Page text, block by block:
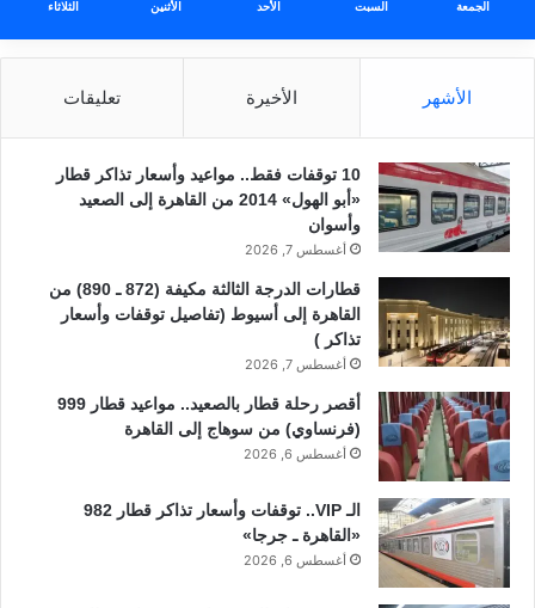
الجمعة السبت الأحد الأثنين الثلاثاء
الأشهر الأخيرة تعليقات
10 توقفات فقط.. مواعيد وأسعار تذاكر قطار
«أبو الهول» 2014 من القاهرة إلى الصعيد
وأسوان
أغسطس 7, 2026
قطارات الدرجة الثالثة مكيفة (872 ـ 890) من
القاهرة إلى أسيوط (تفاصيل توقفات وأسعار
تذاكر )
أغسطس 7, 2026
أقصر رحلة قطار بالصعيد.. مواعيد قطار 999
(فرنساوي) من سوهاج إلى القاهرة
أغسطس 6, 2026
الـ VIP.. توقفات وأسعار تذاكر قطار 982
«القاهرة ـ جرجا»
أغسطس 6, 2026